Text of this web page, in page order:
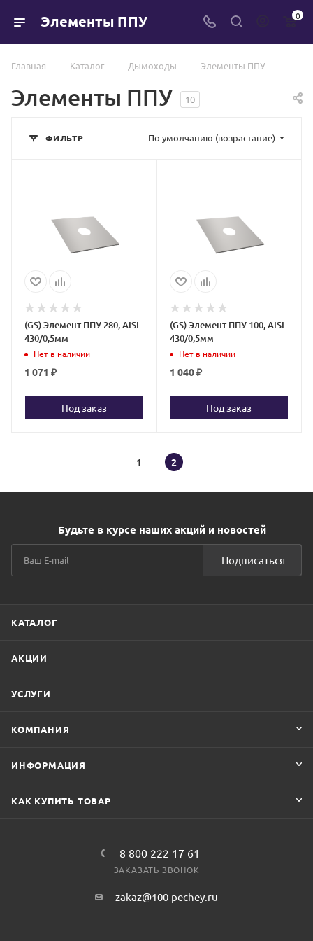
Элементы ППУ 0
Главная — Каталог — Дымоходы — Элементы ППУ
Элементы ППУ 10
ФИЛЬТР По умолчанию (возрастание)
(GS) Элемент ППУ 280, AISI
430/0,5мм
Нет в наличии
1 071 ₽
Под заказ
(GS) Элемент ППУ 100, AISI
430/0,5мм
Нет в наличии
1 040₽
Под заказ
1 2
Будьте в курсе наших акций и новостей
Подписаться
КАТАЛОГ
АКЦИИ
УСЛУГИ
КОМПАНИЯ
ИНФОРМАЦИЯ
КАК КУПИТЬ ТОВАР
8 800 222 17 61
ЗАКАЗАТЬ ЗВОНОК
zakaz@100-pechey.ru